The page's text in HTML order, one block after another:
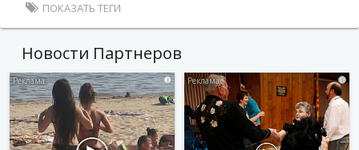
ПОКАЗАТЬ ТЕГИ
Новости Партнеров
i i